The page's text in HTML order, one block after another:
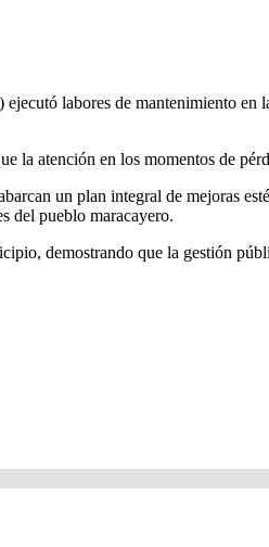
labores de mantenimiento en
la atención en los momentos de
un plan integral de mejoras
del pueblo maracayero.
demostrando que la gestión